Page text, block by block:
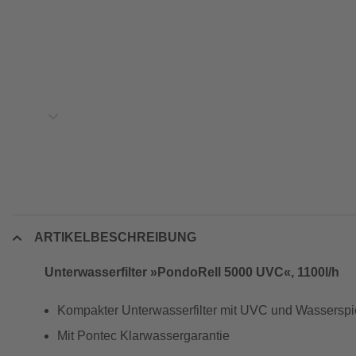
ARTIKELBESCHREIBUNG
Unterwasserfilter »PondoRell 5000 UVC«, 1100l/h
Kompakter Unterwasserfilter mit UVC und
Mit Pontec Klarwassergarantie